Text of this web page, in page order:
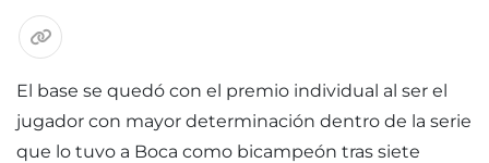
El base se quedó con el premio individual al ser el
jugador con mayor determinación dentro de la serie
que lo tuvo a Boca como bicampeón tras siete